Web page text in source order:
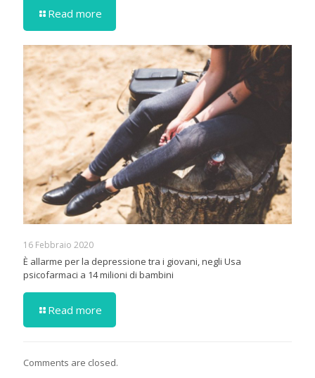
Read more
16 Febbraio 2020
È allarme per la depressione tra i giovani, negli Usa
psicofarmaci a 14 milioni di bambini
Read more
Comments are closed.